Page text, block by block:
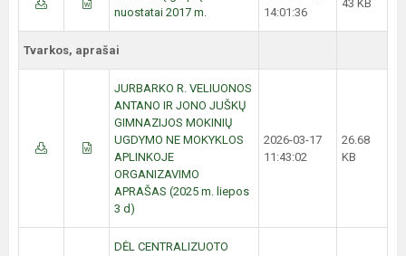
nuostatai 2017 m.
14:01:36
43 KB
Tvarkos, aprašai
JURBARKO R. VELIUONOS
ANTANO IR JONO JUŠKŲ
GIMNAZIJOS MOKINIŲ
UGDYMO NE MOKYKLOS
APLINKOJE
ORGANIZAVIMO
APRAŠAS (2025 m. liepos
3 d)
2026-03-17
11:43:02
26.68
KB
DĖL CENTRALIZUOTO